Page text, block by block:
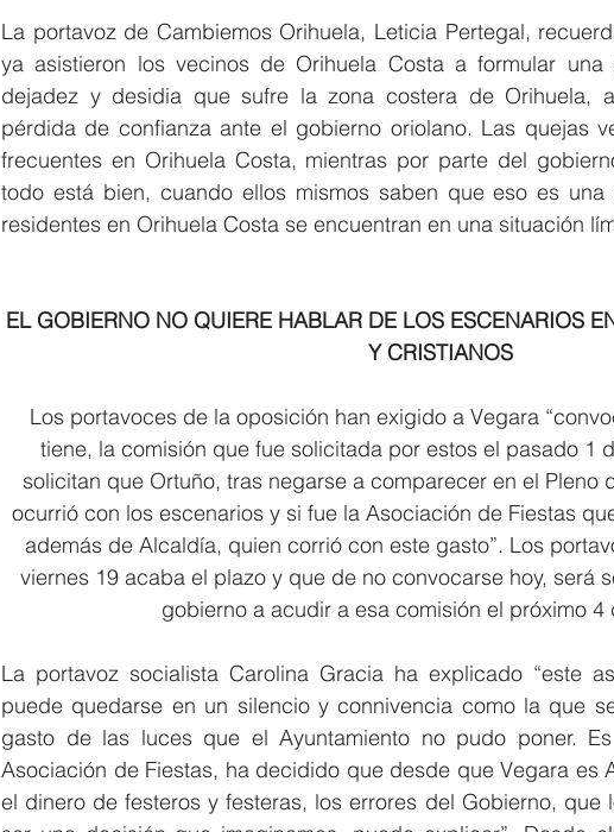
La portavoz de Cambiemos Orihuela, Leticia Pertegal,
ya asistieron los vecinos de Orihuela Costa a formular
dejadez y desidia que sufre la zona costera de Orihuela,
pérdida de confianza ante el gobierno oriolano. Las quejas
frecuentes en Orihuela Costa, mientras por parte del
todo está bien, cuando ellos mismos saben que eso es
residentes en Orihuela Costa se encuentran en una situación
EL GOBIERNO NO QUIERE HABLAR DE LOS ESCENARIOS
Y CRISTIANOS
Los portavoces de la oposición han exigido a Vegara
tiene, la comisión que fue solicitada por estos el pasado 1
solicitan que Ortuño, tras negarse a comparecer en el Pleno
ocurrió con los escenarios y si fue la Asociación de Fiestas
además de Alcaldía, quien corrió con este gasto”. Los
viernes 19 acaba el plazo y que de no convocarse hoy, será
gobierno a acudir a esa comisión el próximo 4
La portavoz socialista Carolina Gracia ha explicado “este
puede quedarse en un silencio y connivencia como la que
gasto de las luces que el Ayuntamiento no pudo poner.
Asociación de Fiestas, ha decidido que desde que Vegara es
el dinero de festeros y festeras, los errores del Gobierno,